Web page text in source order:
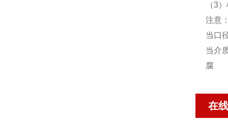
（3
注意
当口
当介
腐
在